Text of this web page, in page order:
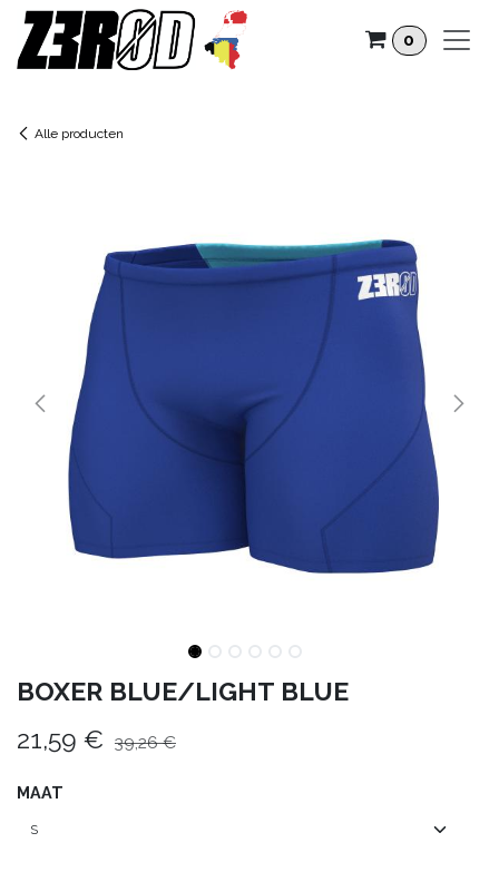
Overslaan naar inhoud
0
Alle producten
BOXER BLUE/LIGHT BLUE
21,59 € 39,26€
MAAT